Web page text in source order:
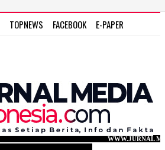
TOPNEWS FACEBOOK
E-PAPER
WWW.JURNAL MEDIA INDONESIA.COM